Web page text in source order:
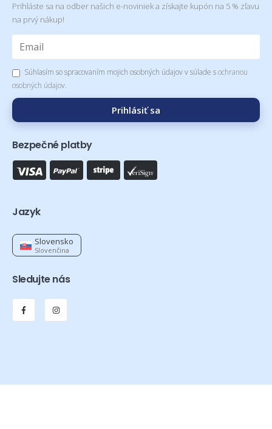
Prihláste sa na odber našich e-noviniek a získajte kupón na 5 % zľavu
na prvý nákup!
Súhlasím so spracovaním mojich osobných údajov v súlade sochranou
osobných údajov.
Prihlásiť sa
Bezpečné platby
Jazyk
Slovensko
Slovenčina
Sledujte nás